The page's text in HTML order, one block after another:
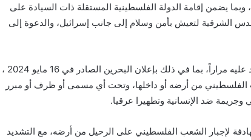
يضمن إقامة الدولة الفلسطينية المستقلة ذات السيادة على
حزيران 1967 وعاصمتها القدس الشرقية لتعيش بأمن وسلام إلى جانب إسرائيل، والدعوة إلى
3- تأكيد الموقف العربي الواضح، والذي تم التشديد عليه مراراً، بما في ذلك بإعلان البحرين الصادر في 16 مايو 2024 ،
من أرضه أو داخلها، وتحت أي مسمى أو ظرف أو مبرر
وجريمة ضد الإنسانية وتطهيرا عرقيا.
لإجبار الشعب الفلسطيني على الرحيل من أرضه، مع التشديد